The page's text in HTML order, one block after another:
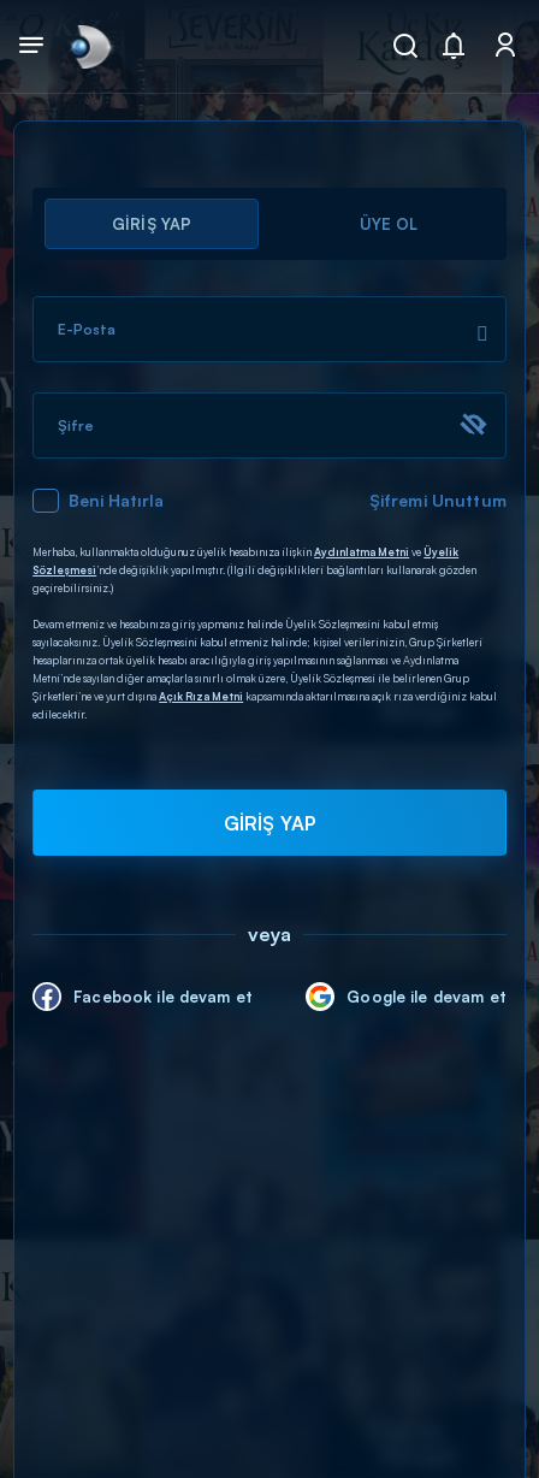
Arama
ARAMA SONUÇLARI
DİĞER SONUÇLAR
GİRİŞ YAP ÜYE OL
E-Posta
Şifre
Beni Hatırla Şifremi Unuttum
Merhaba, kullanmakta olduğunuz üyelik hesabınıza ilişkinAydınlatma Metni veÜyelik
Sözleşmesi’nde değişiklik yapılmıştır. (İlgili değişiklikleri bağlantıları kullanarak gözden
geçirebilirsiniz.)
Devam etmeniz ve hesabınıza giriş yapmanız halinde Üyelik Sözleşmesini kabul etmiş
sayılacaksınız. Üyelik Sözleşmesini kabul etmeniz halinde; kişisel verilerinizin, Grup Şirketleri
hesaplarınıza ortak üyelik hesabı aracılığıyla giriş yapılmasının sağlanması ve Aydınlatma
Metni’nde sayılan diğer amaçlarla sınırlı olmak üzere, Üyelik Sözleşmesi ile belirlenen Grup
Şirketleri’ne ve yurt dışınaAçık Rıza Metni kapsamında aktarılmasına açık rıza verdiğiniz kabul
edilecektir.
GİRİŞ YAP
veya
Facebook ile devam et Google ile devam et